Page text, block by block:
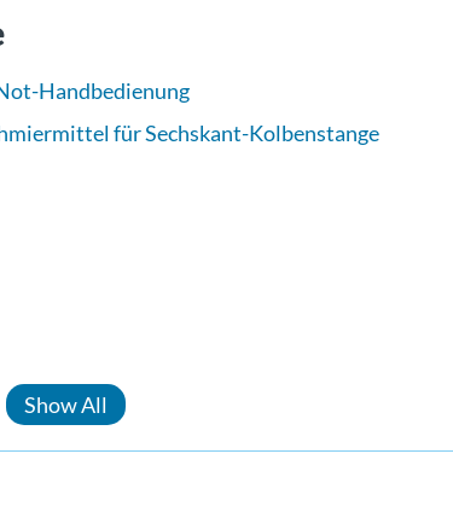
Handbedienung
für Sechskant-Kolbenstange
Show All